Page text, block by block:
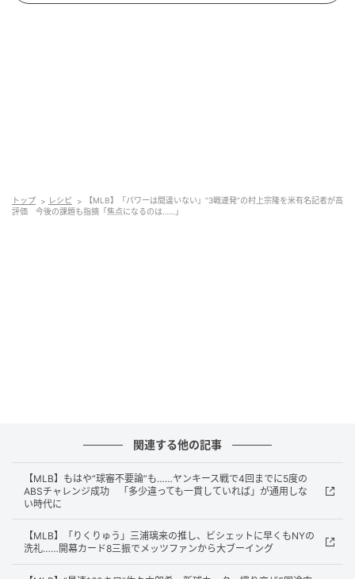
その上で「とはいえ、（3本塁打が）非常に心強い材料
であることは確かだし、彼にパワーがあることはもう
で162本塁打というような非現実的な数字ではなくて
も、日本での実績に見合う打撃水準をメジャーでも保
てるかどうかが問われる」とした。
また、同記者はオフシーズンを回顧。なぜ“弱小”ホワ
イトソックスが村上を獲得できたのか、という点につ
いてもコメントした。
「オフシーズンが始まった時点では、フリーエージェ
トップ レシピ
【MLB】「パワーは間違いない」“3戦連発”の村上宗隆を米有名記者が高
評価 今後の課題も指摘「焦点になるのは……」
関連する他の記事
【MLB】もはや“球審不要論”も……ヤンキース戦で4回までに5度の
ABSチャレンジ成功 「多少違っても一貫していれば」が通用しな
い時代に
【MLB】「りくりゅう」三浦璃来の推し、ビシェットに早くもNYの
洗礼……開幕カード8三振でメッツファンから大ブーイング